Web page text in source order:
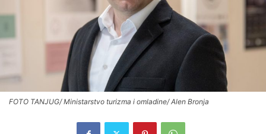
FOTO TANJUG/ Ministarstvo turizma i omladine/ Alen Bronja